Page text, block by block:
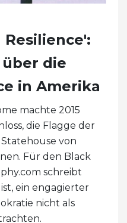
Resilience':
die
in Amerika
machte 2015
die Flagge der
von
Für den Black
schreibt
ein engagierter
nicht als